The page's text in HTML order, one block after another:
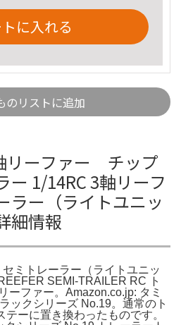
に入れる
のリストに追加
ーファー チップ
ー 1/14RC 3軸リーフ
ラー（ライトユニッ
細情報
ミトレーラー（ライトユニッ
SEMI-TRAILER RC ト
ーファー。Amazon.co.jp: タミ
ックシリーズ No.19。通常のト
ーに置き換わったものです。